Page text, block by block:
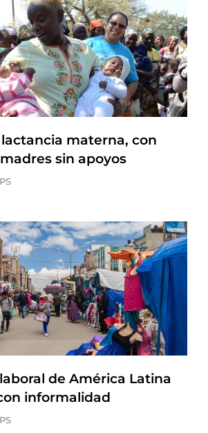
materna, con
sin apoyos
de América Latina
informalidad